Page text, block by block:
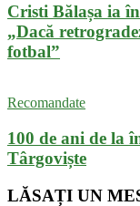
Cristi Bălașa ia
„Dacă
fotbal”
Recomandate
100 de ani de la
Târgoviște
LĂSAȚI UN